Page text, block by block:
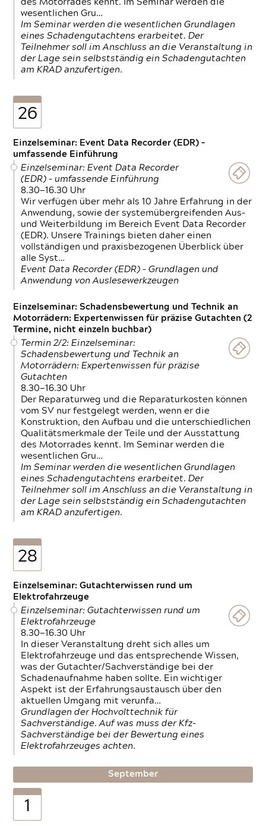
des Motorrades kennt. Im Seminar werden die
wesentlichen Gru…
Im Seminar werden die wesentlichen Grundlagen
eines Schadengutachtens erarbeitet. Der
Teilnehmer soll im Anschluss an die Veranstaltung in
der Lage sein selbstständig ein Schadengutachten
am KRAD anzufertigen.
26
Einzelseminar: Event Data Recorder (EDR) –
umfassende Einführung
Einzelseminar: Event Data Recorder
(EDR) – umfassende Einführung
8.30—16.30 Uhr
Wir verfügen über mehr als 10 Jahre Erfahrung in der
Anwendung, sowie der systemübergreifenden Aus-
und Weiterbildung im Bereich Event Data Recorder
(EDR). Unsere Trainings bieten daher einen
vollständigen und praxisbezogenen Überblick über
alle Syst…
Event Data Recorder (EDR) – Grundlagen und
Anwendung von Auslesewerkzeugen
Einzelseminar: Schadensbewertung und Technik an
Motorrädern: Expertenwissen für präzise Gutachten (2
Termine, nicht einzeln buchbar)
Termin 2/2: Einzelseminar:
Schadensbewertung und Technik an
Motorrädern: Expertenwissen für präzise
Gutachten
8.30—16.30 Uhr
Der Reparaturweg und die Reparaturkosten können
vom SV nur festgelegt werden, wenn er die
Konstruktion, den Aufbau und die unterschiedlichen
Qualitätsmerkmale der Teile und der Ausstattung
des Motorrades kennt. Im Seminar werden die
wesentlichen Gru…
Im Seminar werden die wesentlichen Grundlagen
eines Schadengutachtens erarbeitet. Der
Teilnehmer soll im Anschluss an die Veranstaltung in
der Lage sein selbstständig ein Schadengutachten
am KRAD anzufertigen.
28
Einzelseminar: Gutachterwissen rund um
Elektrofahrzeuge
Einzelseminar: Gutachterwissen rund um
Elektrofahrzeuge
8.30—16.30 Uhr
In dieser Veranstaltung dreht sich alles um
Elektrofahrzeuge und das entsprechende Wissen,
was der Gutachter/Sachverständige bei der
Schadenaufnahme haben sollte. Ein wichtiger
Aspekt ist der Erfahrungsaustausch über den
aktuellen Umgang mit verunfa…
Grundlagen der Hochvolttechnik für
Sachverständige. Auf was muss der Kfz-
Sachverständige bei der Bewertung eines
Elektrofahrzeuges achten.
September
1